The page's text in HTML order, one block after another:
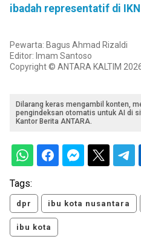
ibadah representatif di IKN
Pewarta: Bagus Ahmad Rizaldi
Editor: Imam Santoso
Copyright © ANTARA KALTIM
Dilarang keras mengambil konten,
pengindeksan otomatis untuk AI di
Kantor Berita ANTARA.
Tags:
dpr ibu kota nusantara
ibu kota